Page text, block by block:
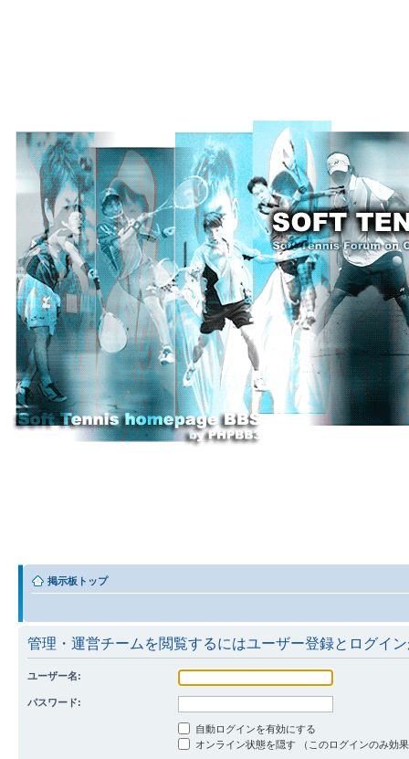
掲示板トップ
管理・運営チームを閲覧するにはユーザー登録とログイ
ユーザー名:
パスワード:
自動ログインを有効にする
オンライン状態を隠す （このログインのみ効